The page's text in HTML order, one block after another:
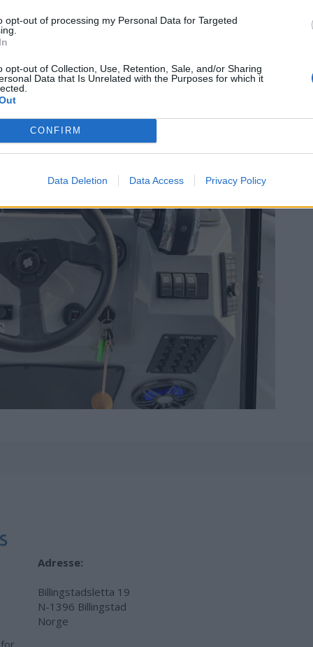
opt-out of processing my Personal Data for Targeted
opt-out of Collection, Use, Retention, Sale, and/or Sharing
Data that Is Unrelated with the Purposes for which it
CONFIRM
Data Deletion Data Access Privacy Policy
og med mulighet for å bli styrt fra hele tre GPS-map
av marineelektronikk, og kan skreddersy en
til fiske – Garmin leverer.
Adresse:
Billingstadsletta 19
N-1396 Billingstad
Norge